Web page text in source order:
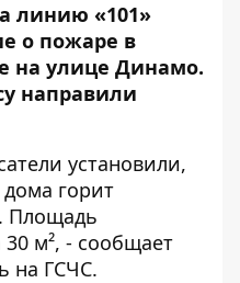
линию «101»
о пожаре в
на улице Динамо.
направили
установили,
горит
Площадь
30 м², - сообщает
на ГСЧС.